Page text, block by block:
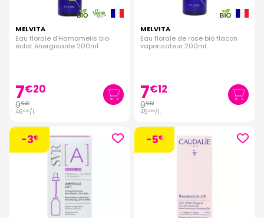
MELVITA
Eau florale d'Hamamelis bio
éclat énergisante 200ml
7€20
9€20
46€00/l.
MELVITA
Eau florale de rose bio flacon
vaporisateur 200ml
7€12
9€12
45€60/l.
-3€ -5€